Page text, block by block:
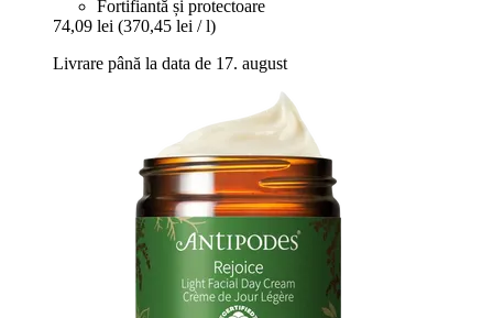
Fortifiantă și protectoare
74,09 lei (370,45 lei / l)
Livrare până la data de 17. august